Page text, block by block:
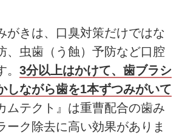
がきは、口臭対策だけではな
、虫歯（う蝕）予防など口腔
3分以上はかけて、歯ブラシ
しながら歯を1本ずつみがいて
ムテクト』は重曹配合の歯み
ーク除去に高い効果がありま